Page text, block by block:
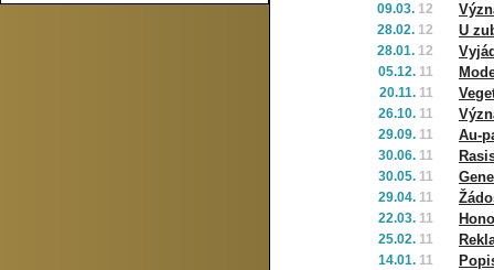
09.03. 12
28.02. 12 U
28.01. 12
05.12. 11
20.11. 11
26.10. 11
29.09. 11 Au-
30.06. 11
30.05. 11
29.04. 11
22.03. 11
25.02. 11
14.01. 11